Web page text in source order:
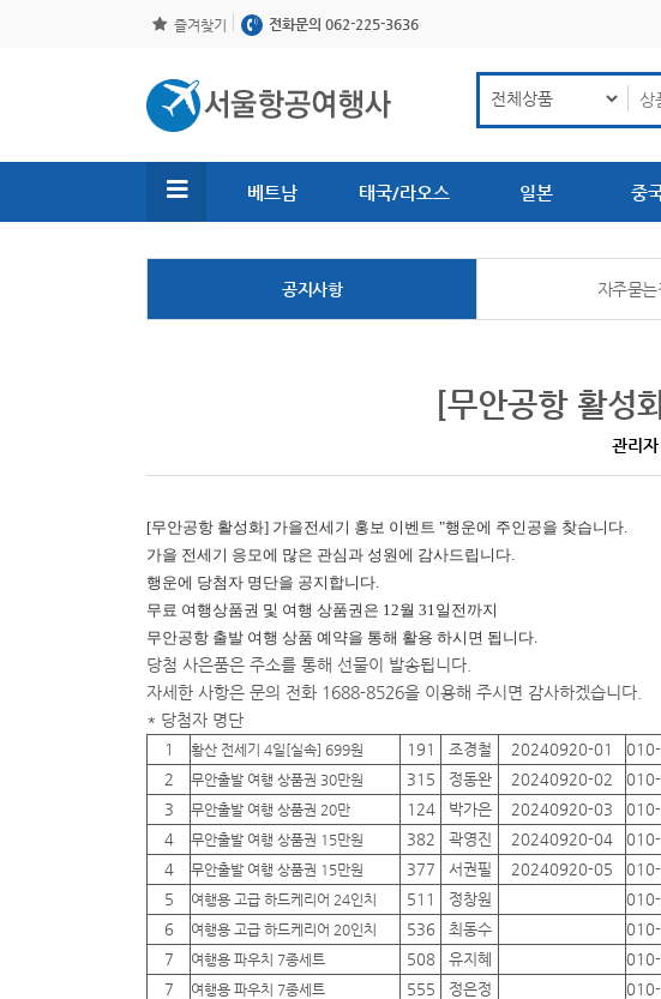
즐겨찾기 전화문의 062-225-3636
베트남 태국/라오스 일본 중
공지사항 자주묻는
[무안공항 활성
관리자
[무안공항 활성화] 가을전세기 홍보 이벤트 "행운에 주인공을 찾습니다.
가을 전세기 응모에 많은 관심과 성원에 감사드립니다.
행운에 당첨자 명단을 공지합니다.
무료 여행상품권 및 여행 상품권은 12월 31일전까지
무안공항 출발 여행 상품 예약을 통해 활용 하시면 됩니다.
당첨 사은품은 주소를 통해 선물이 발송됩니다.
자세한 사항은 문의 전화 1688-8526을 이용해 주시면 감사하겠습니다.
* 당첨자 명단
1 황산 전세기 4일[실속] 699원 191 조경철 20240920-01
2
무안출발 여행 상품권 30만원 315 정동완 20240920-02
3
무안출발 여행 상품권 20만 124 박가은 20240920-03
4
무안출발 여행 상품권 15만원 382 곽영진 20240920-04
4
무안출발 여행 상품권 15만원 377 서권필 20240920-05
5
여행용 고급 하드케리어 24인치 511 정창원
6
여행용 고급 하드케리어 20인치 536 최동수
7
여행용 파우치 7종세트 508 유지혜
7
여행용 파우치 7종세트 555 정은정